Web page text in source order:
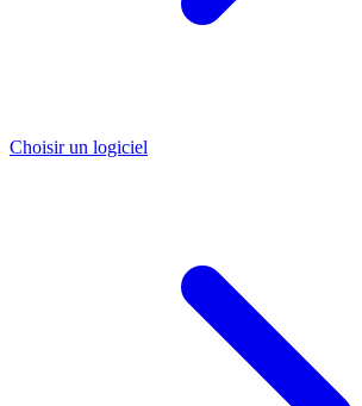
Choisir un logiciel